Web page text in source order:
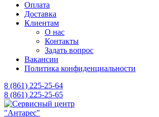
Оплата
Доставка
Клиентам
О нас
Контакты
Задать вопрос
Вакансии
Политика конфиденциальности
8 (861) 225-25-64
8 (861) 225-25-65